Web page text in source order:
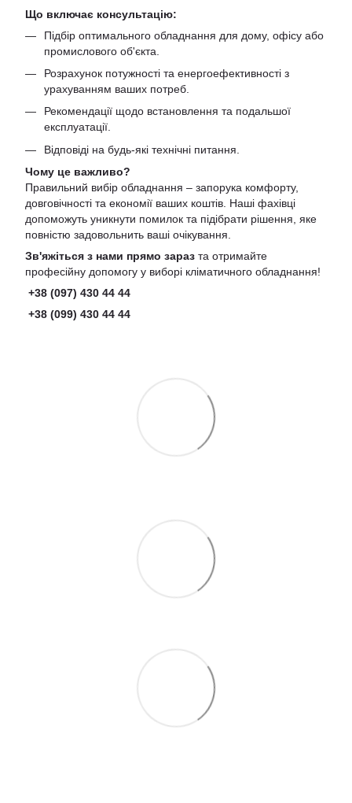
Що включає консультацію:
Підбір оптимального обладнання для дому, офісу або
промислового об'єкта.
Розрахунок потужності та енергоефективності з
урахуванням ваших потреб.
Рекомендації щодо встановлення та подальшої
експлуатації.
Відповіді на будь-які технічні питання.
Чому це важливо?
Правильний вибір обладнання – запорука комфорту,
довговічності та економії ваших коштів. Наші фахівці
допоможуть уникнути помилок та підібрати рішення, яке
повністю задовольнить ваші очікування.
Зв'яжіться з нами прямо зараз та отримайте
професійну допомогу у виборі кліматичного обладнання!
+38 (097) 430 44 44
+38 (099) 430 44 44